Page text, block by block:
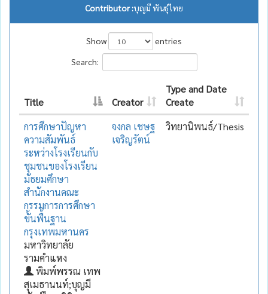
Contributor :บุญมี พันธุ์ไทย
Show
entries
Search:
Title Creator
Type and Date
Create
การศึกษาปัญหา
ความสัมพันธ์
ระหว่างโรงเรียนกับ
ชุมชนของโรงเรียน
มัธยมศึกษา
สำนักงานคณะ
กรรมการการศึกษา
ขั้นพื้นฐาน
กรุงเทพมหานคร
มหาวิทยาลัย
รามคำแหง
พิมพ์พรรณ เทพ
สุเมธานนท์;บุญมี
จงกล เชษฐ
เจริญรัตน์
วิทยานิพนธ์/Thesis